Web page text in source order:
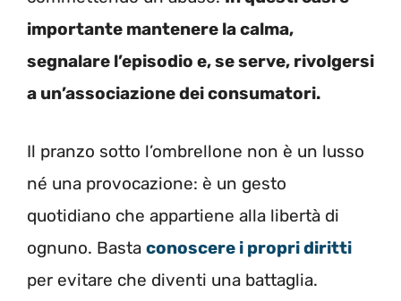
importante mantenere la calma,
segnalare l’episodio e, se serve, rivolgersi
a un’associazione dei consumatori.
Il pranzo sotto l’ombrellone non è un lusso
né una provocazione: è un gesto
quotidiano che appartiene alla libertà di
ognuno. Basta conoscere i propri diritti
per evitare che diventi una battaglia.